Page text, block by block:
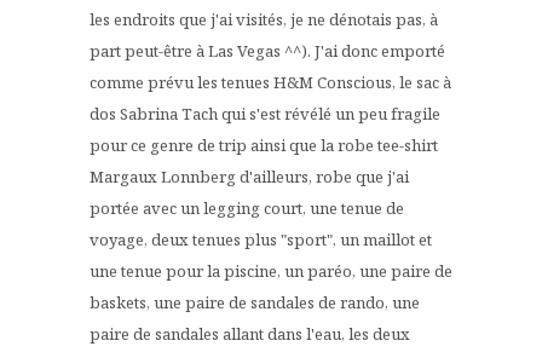
les endroits que j'ai visités, je ne dénotais pas, à
part peut-être à Las Vegas ^^). J'ai donc emporté
comme prévu les tenues H&M Conscious, le sac à
dos Sabrina Tach qui s'est révélé un peu fragile
pour ce genre de trip ainsi que la robe tee-shirt
Margaux Lonnberg d'ailleurs, robe que j'ai
portée avec un legging court, une tenue de
voyage, deux tenues plus "sport", un maillot et
une tenue pour la piscine, un paréo, une paire de
baskets, une paire de sandales de rando, une
paire de sandales allant dans l'eau, les deux